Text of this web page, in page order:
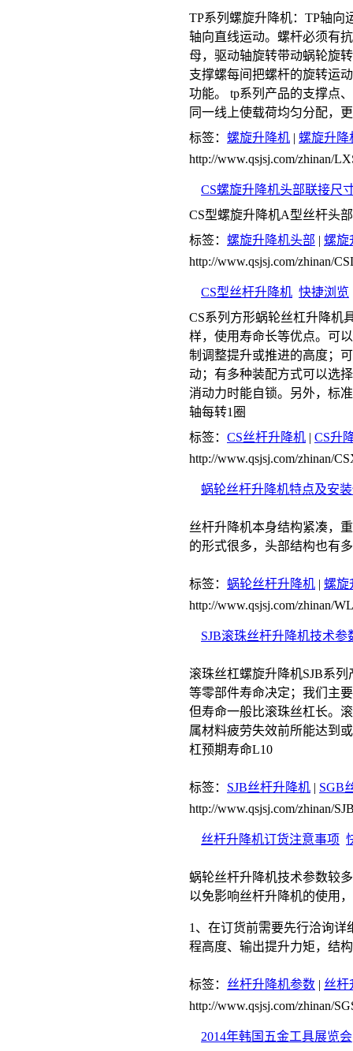
TP系列螺旋升降机：TP轴向
轴向直线运动。螺杆必须有
母，驱动轴旋转带动蜗轮旋
支撑螺每间把螺杆的旋转运
功能。 tp系列产品的支撑点
同一线上使载荷均匀分配，更
标签： 螺旋升降机 | 螺旋升降
http://www.qsjsj.com/zhinan/
CS螺旋升降机头部联接尺
CS型螺旋升降机A型丝杆头
标签： 螺旋升降机头部 | 螺旋
http://www.qsjsj.com/zhinan/
CS型丝杆升降机 快捷浏览
CS系列方形蜗轮丝杠升降机
样，使用寿命长等优点。可
制调整提升或推进的高度；
动；有多种装配方式可以选
消动力时能自锁。另外，标
轴每转1圈
标签： CS丝杆升降机 | CS升
http://www.qsjsj.com/zhinan/
蜗轮丝杆升降机特点及安
丝杆升降机本身结构紧凑，
的形式很多，头部结构也有
标签： 蜗轮丝杆升降机 | 螺旋
http://www.qsjsj.com/zhinan/
SJB滚珠丝杆升降机技术参
滚珠丝杠螺旋升降机SJB系
等零部件寿命决定；我们主
但寿命一般比滚珠丝杠长。
属材料疲劳失效前所能达到
杠预期寿命L10
标签： SJB丝杆升降机 | SGB
http://www.qsjsj.com/zhinan/
丝杆升降机订货注意事项
蜗轮丝杆升降机技术参数较
以免影响丝杆升降机的使用
1、在订货前需要先行洽询
程高度、输出提升力矩，结
标签： 丝杆升降机参数 | 丝杆
http://www.qsjsj.com/zhinan/
2014年韩国五金工具展览会